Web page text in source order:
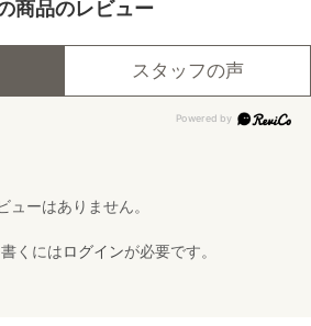
商品のレビュー
スタッフの声
ューはありません。
くにはログインが必要です。